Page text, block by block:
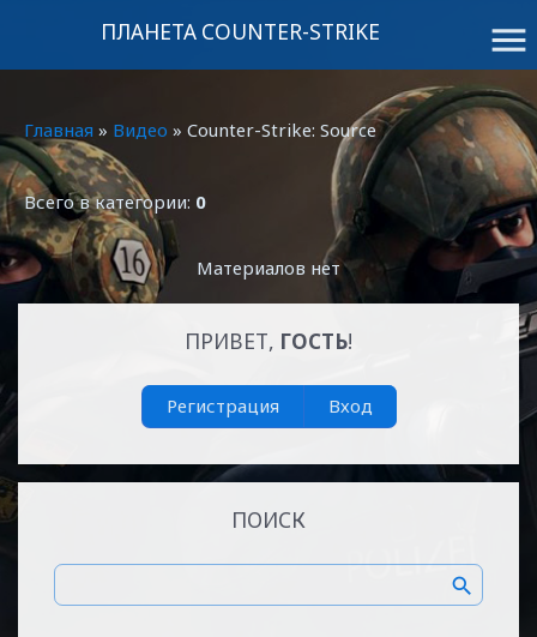
menu
ПЛАНЕТА COUNTER-STRIKE
Главная » Видео » Counter-Strike: Source
Всего в категории: 0
Материалов нет
ПРИВЕТ, ГОСТЬ!
Регистрация Вход
ПОИСК